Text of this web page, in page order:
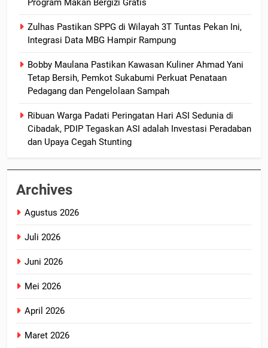
Program Makan Bergizi Gratis
Zulhas Pastikan SPPG di Wilayah 3T Tuntas Pekan Ini,
Integrasi Data MBG Hampir Rampung
Bobby Maulana Pastikan Kawasan Kuliner Ahmad Yani
Tetap Bersih, Pemkot Sukabumi Perkuat Penataan
Pedagang dan Pengelolaan Sampah
Ribuan Warga Padati Peringatan Hari ASI Sedunia di
Cibadak, PDIP Tegaskan ASI adalah Investasi Peradaban
dan Upaya Cegah Stunting
Archives
Agustus 2026
Juli 2026
Juni 2026
Mei 2026
April 2026
Maret 2026